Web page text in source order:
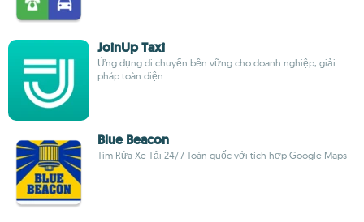
JoinUp Taxi
Ứng dụng di chuyển bền vững cho doanh nghiệp, giải
pháp toàn diện
Blue Beacon
Tìm Rửa Xe Tải 24/7 Toàn quốc với tích hợp Google Maps